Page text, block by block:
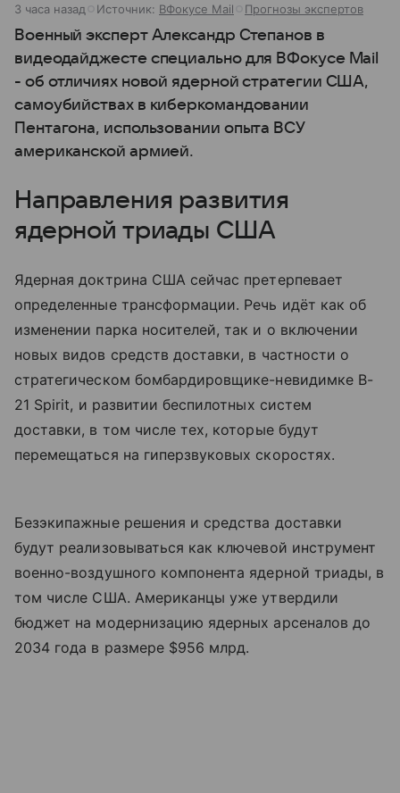
3 часа назад Источник: ВФокусе Mail Прогнозы экспертов
Военный эксперт Александр Степанов в
видеодайджесте специально для ВФокусе Mail
- об отличиях новой ядерной стратегии США,
самоубийствах в киберкомандовании
Пентагона, использовании опыта ВСУ
американской армией.
Направления развития
ядерной триады США
Ядерная доктрина США сейчас претерпевает
определенные трансформации. Речь идёт как об
изменении парка носителей, так и о включении
новых видов средств доставки, в частности о
стратегическом бомбардировщике-невидимке B-
21 Spirit, и развитии беспилотных систем
доставки, в том числе тех, которые будут
перемещаться на гиперзвуковых скоростях.
Безэкипажные решения и средства доставки
будут реализовываться как ключевой инструмент
военно-воздушного компонента ядерной триады, в
том числе США. Американцы уже утвердили
бюджет на модернизацию ядерных арсеналов до
2034 года в размере $956 млрд.